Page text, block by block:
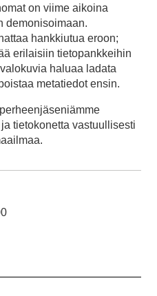
on viime aikoina
demonisoimaan.
hankkiutua eroon;
erilaisiin tietopankkeihin
haluaa ladata
metatiedot ensin.
tietokonetta vastuullisesti